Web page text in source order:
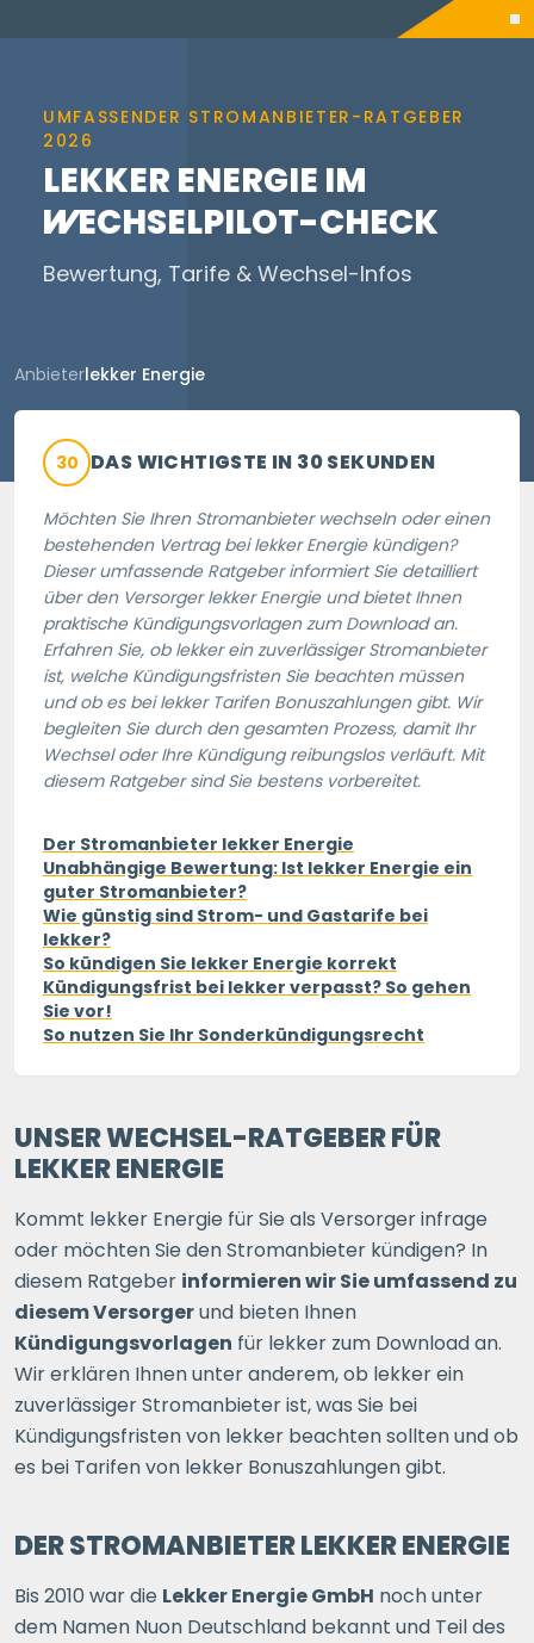
UMFASSENDER STROMANBIETER-RATGEBER
2026
LEKKER ENERGIE IM
WECHSELPILOT-CHECK
Bewertung, Tarife & Wechsel-Infos
Anbieterlekker Energie
30 DAS WICHTIGSTE IN 30 SEKUNDEN
Möchten Sie Ihren Stromanbieter wechseln oder einen
bestehenden Vertrag bei lekker Energie kündigen?
Dieser umfassende Ratgeber informiert Sie detailliert
über den Versorger lekker Energie und bietet Ihnen
praktische Kündigungsvorlagen zum Download an.
Erfahren Sie, ob lekker ein zuverlässiger Stromanbieter
ist, welche Kündigungsfristen Sie beachten müssen
und ob es bei lekker Tarifen Bonuszahlungen gibt. Wir
begleiten Sie durch den gesamten Prozess, damit Ihr
Wechsel oder Ihre Kündigung reibungslos verläuft. Mit
diesem Ratgeber sind Sie bestens vorbereitet.
Der Stromanbieter lekker Energie
Unabhängige Bewertung: Ist lekker Energie ein
guter Stromanbieter?
Wie günstig sind Strom- und Gastarife bei
lekker?
So kündigen Sie lekker Energie korrekt
Kündigungsfrist bei lekker verpasst? So gehen
Sie vor!
So nutzen Sie Ihr Sonderkündigungsrecht
UNSER WECHSEL-RATGEBER FÜR
LEKKER ENERGIE
Kommt lekker Energie für Sie als Versorger infrage
oder möchten Sie den Stromanbieter kündigen? In
diesem Ratgeber informieren wir Sie umfassend zu
diesem Versorgerund bieten Ihnen
Kündigungsvorlagen für lekker zum Download an.
Wir erklären Ihnen unter anderem, ob lekker ein
zuverlässiger Stromanbieter ist, was Sie bei
Kündigungsfristen von lekker beachten sollten und ob
es bei Tarifen von lekker Bonuszahlungen gibt.
DER STROMANBIETER LEKKER ENERGIE
Bis 2010 war die Lekker Energie GmbH noch unter
dem Namen Nuon Deutschland bekannt und Teil des